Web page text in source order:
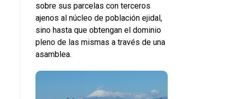
sobre sus parcelas con terceros
ajenos al núcleo de población ejidal,
sino hasta que obtengan el dominio
pleno de las mismas a través de una
asamblea.